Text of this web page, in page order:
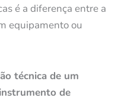
é a diferença entre a
equipamento ou
técnica de um
de